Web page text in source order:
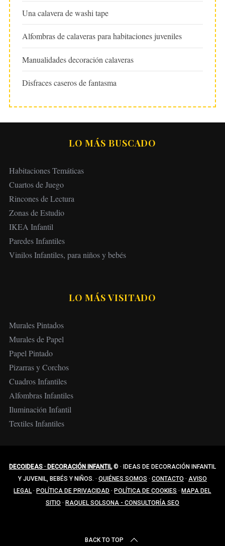
Una calavera de washi tape
Alfombras de calaveras para habitaciones juveniles
Manualidades decoración calaveras
Disfraces caseros de fantasma
LO MÁS BUSCADO
Habitaciones Temáticas
Cuartos de Juego
Rincones de Lectura
Zonas de Estudio
IKEA Infantil
Paredes Infantiles
Vinilos Infantiles, para niños y bebés
LO MÁS VISITADO
Murales Pintados
Murales de Papel
Papel Pintado
Pizarras y Corchos
Cuadros Infantiles
Alfombras Infantiles
Iluminación Infantil
Textiles Infantiles
DECOIDEAS · DECORACIÓN INFANTIL© ·
IDEAS DE DECORACIÓN INFANTIL
Y JUVENIL, BEBÉS Y NIÑOS. · QUIÉNES SOMOS · CONTACTO · AVISO
LEGAL · POLÍTICA DE PRIVACIDAD · POLÍTICA DE COOKIES · MAPA DEL
SITIO · RAQUEL SOLSONA - CONSULTORÍA SEO
BACK TO TOP